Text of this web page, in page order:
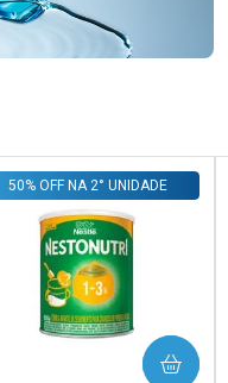
50% OFF NA 2° UNIDADE
COMPRAR